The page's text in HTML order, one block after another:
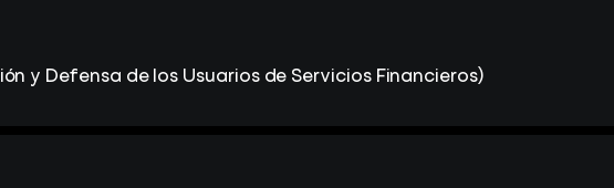
y Defensa de los Usuarios de Servicios Financieros)